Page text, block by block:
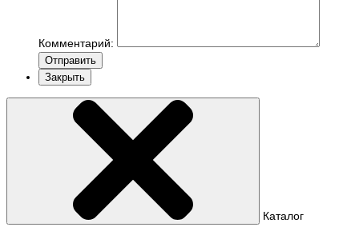
Комментарий:
Отправить
Закрыть
Каталог